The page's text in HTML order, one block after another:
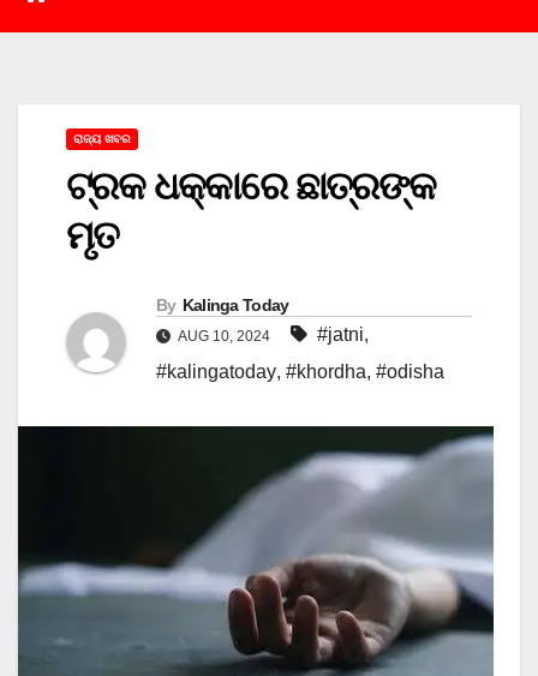
ରାଜ୍ୟ ଖବର
ଟ୍ରକ ଧକ୍କାରେ ଛାତ୍ରଙ୍କ
ମୃତ
By Kalinga Today
AUG 10, 2024 #jatni,
#kalingatoday, #khordha, #odisha